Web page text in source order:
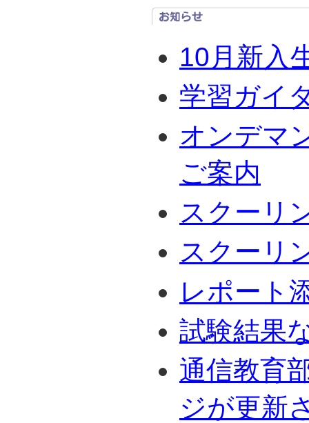
10月新入
学習ガイ
オンデマ
ご案内
スクーリ
スクーリ
レポート
試験結果
通信教育
ジが更新